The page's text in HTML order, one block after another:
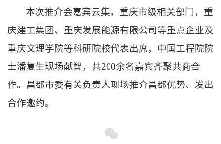
本次推介会嘉宾云集，重庆市级相关部门，重
庆建工集团、重庆发展能源有限公司等重点企业及
重庆文理学院等科研院校代表出席，中国工程院院
士潘复生现场献智，共200余名嘉宾齐聚共商合
作。昌都市委有关负责人现场推介昌都优势、发出
合作邀约。